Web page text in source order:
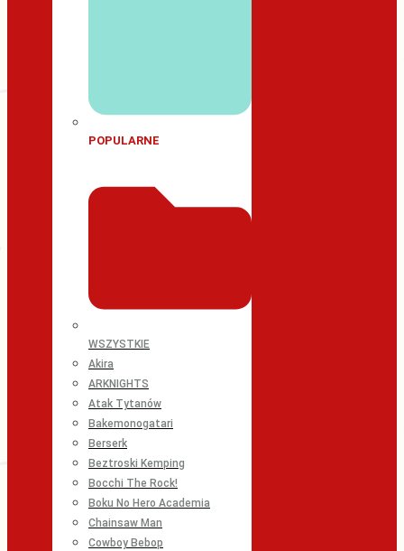
POPULARNE
WSZYSTKIE
Akira
ARKNIGHTS
Atak Tytanów
Bakemonogatari
Berserk
Beztroski Kemping
Bocchi The Rock!
Boku No Hero Academia
Chainsaw Man
Cowboy Bebop